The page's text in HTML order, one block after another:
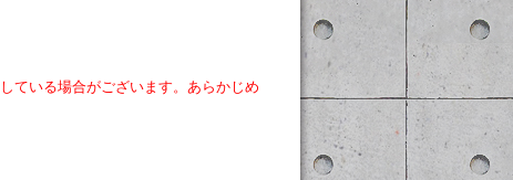
ている場合がございます。あらかじめ